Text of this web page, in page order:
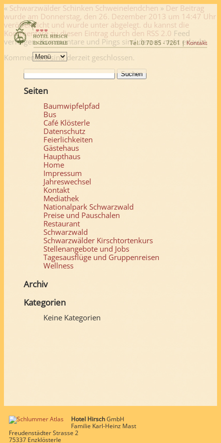
Tel. 0 70 85 - 7261 |Kontakt
« Schwarzwälder Schinken Schweinelendchen » Der Beitrag
wurde am Donnerstag, den 26. Dezember 2013 um 14:47 Uhr
veröffentlicht und wurde unter abgelegt. du kannst die
Kommentare zu diesen Eintrag durch den RSS 2.0 Feed
verfolgen. Kommentare und Pings sind derzeit nicht erlaubt.
Kommentare sind derzeit geschlossen.
Suchen
nach:
Seiten
Baumwipfelpfad
Bus
Café Klösterle
Datenschutz
Feierlichkeiten
Gästehaus
Haupthaus
Home
Impressum
Jahreswechsel
Kontakt
Mediathek
Nationalpark Schwarzwald
Preise und Pauschalen
Restaurant
Schwarzwald
Schwarzwälder Kirschtortenkurs
Stellenangebote und Jobs
Tagesausflüge und Gruppenreisen
Wellness
Archiv
Kategorien
Keine Kategorien
Hotel HirschGmbH
Familie Karl-Heinz Mast
Freudenstädter Strasse 2
75337 Enzklösterle